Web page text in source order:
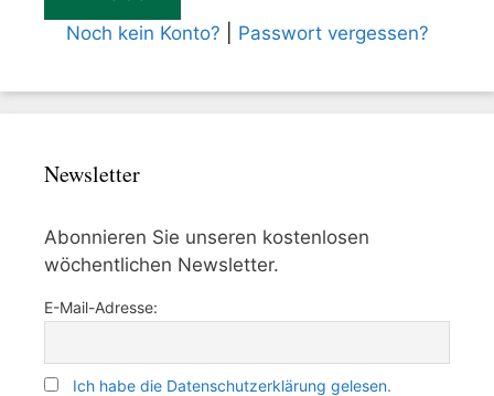
Noch kein Konto? Passwort vergessen?
Newsletter
Abonnieren Sie unseren kostenlosen
wöchentlichen Newsletter.
E-Mail-Adresse:
Ich habe die Datenschutzerklärung gelesen.